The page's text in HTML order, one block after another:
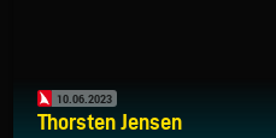
10.06.2023
Thorsten Jensen